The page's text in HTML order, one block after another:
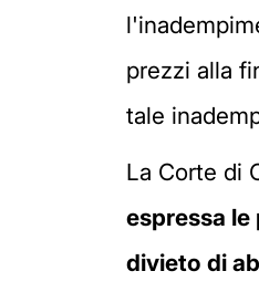
prezzi alla
tale
La Corte di
espressa
divieto di